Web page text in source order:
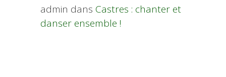
admin dans Castres : chanter et
danser ensemble !